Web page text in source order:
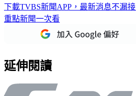
下載TVBS新聞APP，最新消息不漏接
重點新聞一次看
延伸閱讀